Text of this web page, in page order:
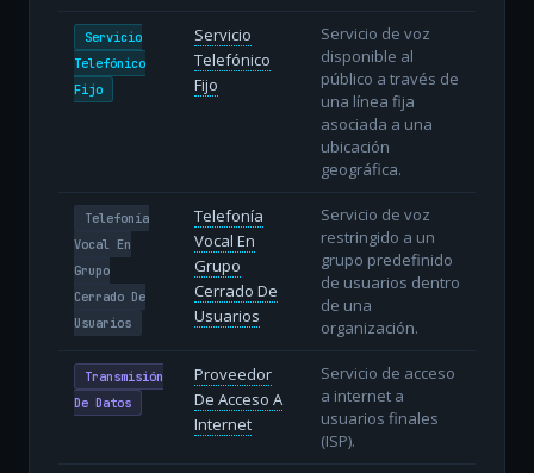
Servicio
Telefónico
Fijo
Servicio
Telefónico
Fijo
Servicio de voz
disponible al
público a través de
una línea fija
asociada a una
ubicación
geográfica.
Telefonía
Vocal En
Grupo
Cerrado De
Usuarios
Telefonía
Vocal En
Grupo
Cerrado De
Usuarios
Servicio de voz
restringido a un
grupo predefinido
de usuarios dentro
de una
organización.
Transmisión
De Datos
Proveedor
De Acceso A
Internet
Servicio de acceso
a internet a
usuarios finales
(ISP).